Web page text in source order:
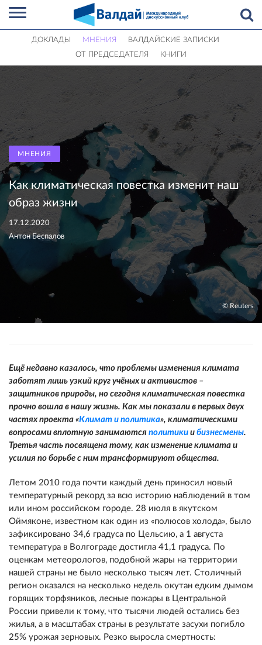
ДОКЛАДЫ МНЕНИЯ
ВАЛДАЙСКИЕ ЗАПИСКИ
ОТ ПРЕДСЕДАТЕЛЯ
КНИГИ
МНЕНИЯ
Как климатическая повестка изменит наш
образ жизни
17.12.2020
Антон Беспалов
© Reuters
Ещё недавно казалось, что проблемы изменения климата
заботят лишь узкий круг учёных и активистов –
защитников природы, но сегодня климатическая повестка
прочно вошла в нашу жизнь. Как мы показали в первых двух
частях проекта «Климат и политика», климатическими
вопросами вплотную занимаются политики и бизнесмены.
Третья часть посвящена тому, как изменение климата и
усилия по борьбе с ним трансформируют общества.
Летом 2010 года почти каждый день приносил новый
температурный рекорд за всю историю наблюдений в том
или ином российском городе. 28 июля в якутском
Оймяконе, известном как один из «полюсов холода», было
зафиксировано 34,6 градуса по Цельсию, а 1 августа
температура в Волгограде достигла 41,1 градуса. По
оценкам метеорологов, подобной жары на территории
нашей страны не было несколько тысяч лет. Столичный
регион оказался на несколько недель окутан едким дымом
горящих торфяников, лесные пожары в Центральной
России привели к тому, что тысячи людей остались без
жилья, а в масштабах страны в результате засухи погибло
25% урожая зерновых. Резко выросла смертность: